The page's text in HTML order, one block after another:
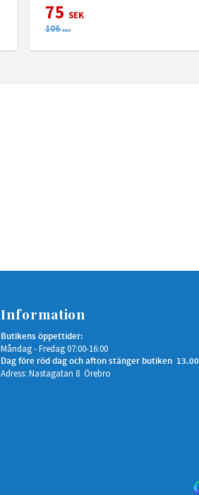
75 SEK
106 SEK
Information
Butikens öppettider:
Måndag - Fredag 07:00-16:00
Dag före röd dag och afton stänger butiken 13.00
Adress: Nastagatan 8 Örebro